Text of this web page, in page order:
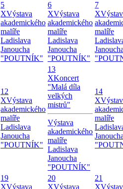
5
XVýstava
akademického
malíře
Ladislava
Janoucha
"POUTNÍK"
6
XVýstava
akademického
malíře
Ladislava
Janoucha
"POUTNÍK"
7
X
malíře
12
XVýstava
akademického
malíře
Ladislava
Janoucha
"POUTNÍK"
13
XKoncert
"Malá díla
velkých
mistrů"
Výstava
akademického
malíře
Ladislava
Janoucha
"POUTNÍK"
14
X
malíře
19
XVýstava
20
XVýstava
21
X